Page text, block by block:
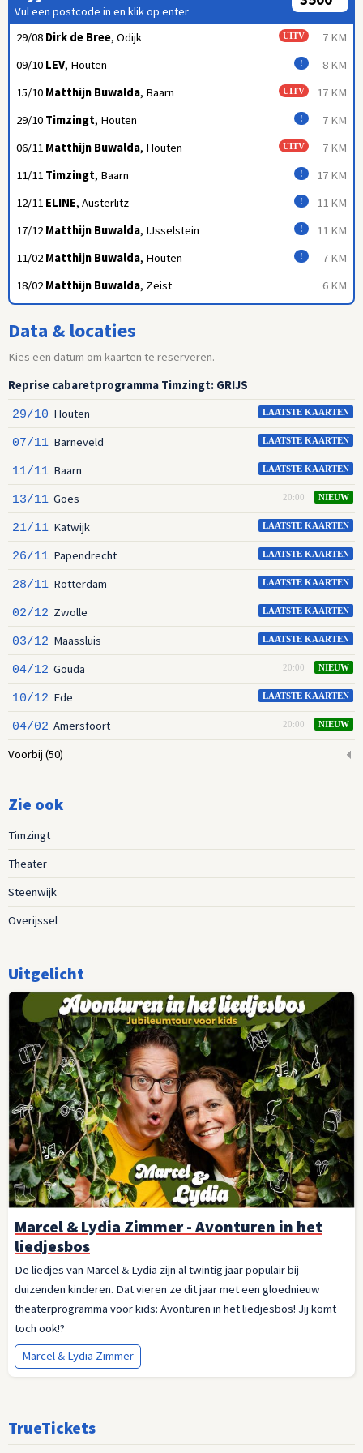
Vul een postcode in en klik op enter
7 KM
UITV
29/08 Dirk de Bree, Odijk
8 KM
!
09/10 LEV, Houten
17 KM
UITV
15/10 Matthijn Buwalda, Baarn
7 KM
!
29/10 Timzingt, Houten
7 KM
UITV
06/11 Matthijn Buwalda, Houten
17 KM
!
11/11 Timzingt, Baarn
11 KM
!
12/11 ELINE, Austerlitz
11 KM
!
17/12 Matthijn Buwalda, IJsselstein
7 KM
!
11/02 Matthijn Buwalda, Houten
6 KM
18/02 Matthijn Buwalda, Zeist
Data & locaties
Kies een datum om kaarten te reserveren.
Reprise cabaretprogramma Timzingt: GRIJS
LAATSTE KAARTEN
29/10 Houten
LAATSTE KAARTEN
07/11 Barneveld
LAATSTE KAARTEN
11/11 Baarn
NIEUW
20:00
13/11 Goes
LAATSTE KAARTEN
21/11 Katwijk
LAATSTE KAARTEN
26/11 Papendrecht
LAATSTE KAARTEN
28/11 Rotterdam
LAATSTE KAARTEN
02/12 Zwolle
LAATSTE KAARTEN
03/12 Maassluis
NIEUW
20:00
04/12 Gouda
LAATSTE KAARTEN
10/12 Ede
NIEUW
20:00
04/02 Amersfoort
Voorbij (50)
Zie ook
Timzingt
Theater
Steenwijk
Overijssel
Uitgelicht
Marcel & Lydia Zimmer - Avonturen in het
liedjesbos
De liedjes van Marcel & Lydia zijn al twintig jaar populair bij
duizenden kinderen. Dat vieren ze dit jaar met een gloednieuw
theaterprogramma voor kids: Avonturen in het liedjesbos! Jij komt
toch ook!?
Marcel & Lydia Zimmer
TrueTickets